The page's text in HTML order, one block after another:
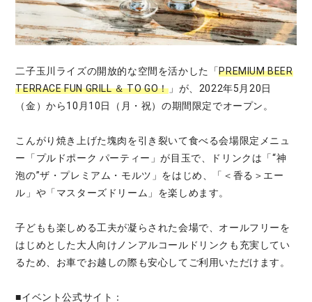
二子玉川ライズの開放的な空間を活かした「PREMIUM BEER
TERRACE FUN GRILL ＆ TO GO！ 」が、2022年5月20日
（金）から10月10日（月・祝）の期間限定でオープン。
こんがり焼き上げた塊肉を引き裂いて食べる会場限定メニュ
ー「プルドポーク パーティー」が目玉で、ドリンクは「“神
泡の”ザ・プレミアム・モルツ」をはじめ、「＜香る＞エー
ル」や「マスターズドリーム」を楽しめます。
子どもも楽しめる工夫が凝らされた会場で、オールフリーを
はじめとした大人向けノンアルコールドリンクも充実してい
るため、お車でお越しの際も安心してご利用いただけます。
■イベント公式サイト：